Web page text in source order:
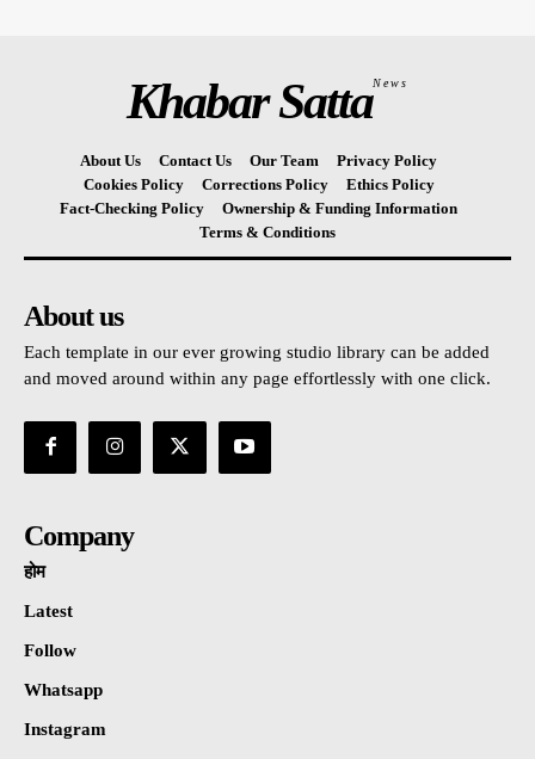
Khabar SattaNews
About Us Contact Us Our Team
Privacy Policy
Cookies Policy
Corrections Policy
Ethics Policy
Fact-Checking Policy
Ownership & Funding Information
Terms & Conditions
About us
Each template in our ever growing studio library can be added
and moved around within any page effortlessly with one click.
Company
होम
Latest
Follow
Whatsapp
Instagram